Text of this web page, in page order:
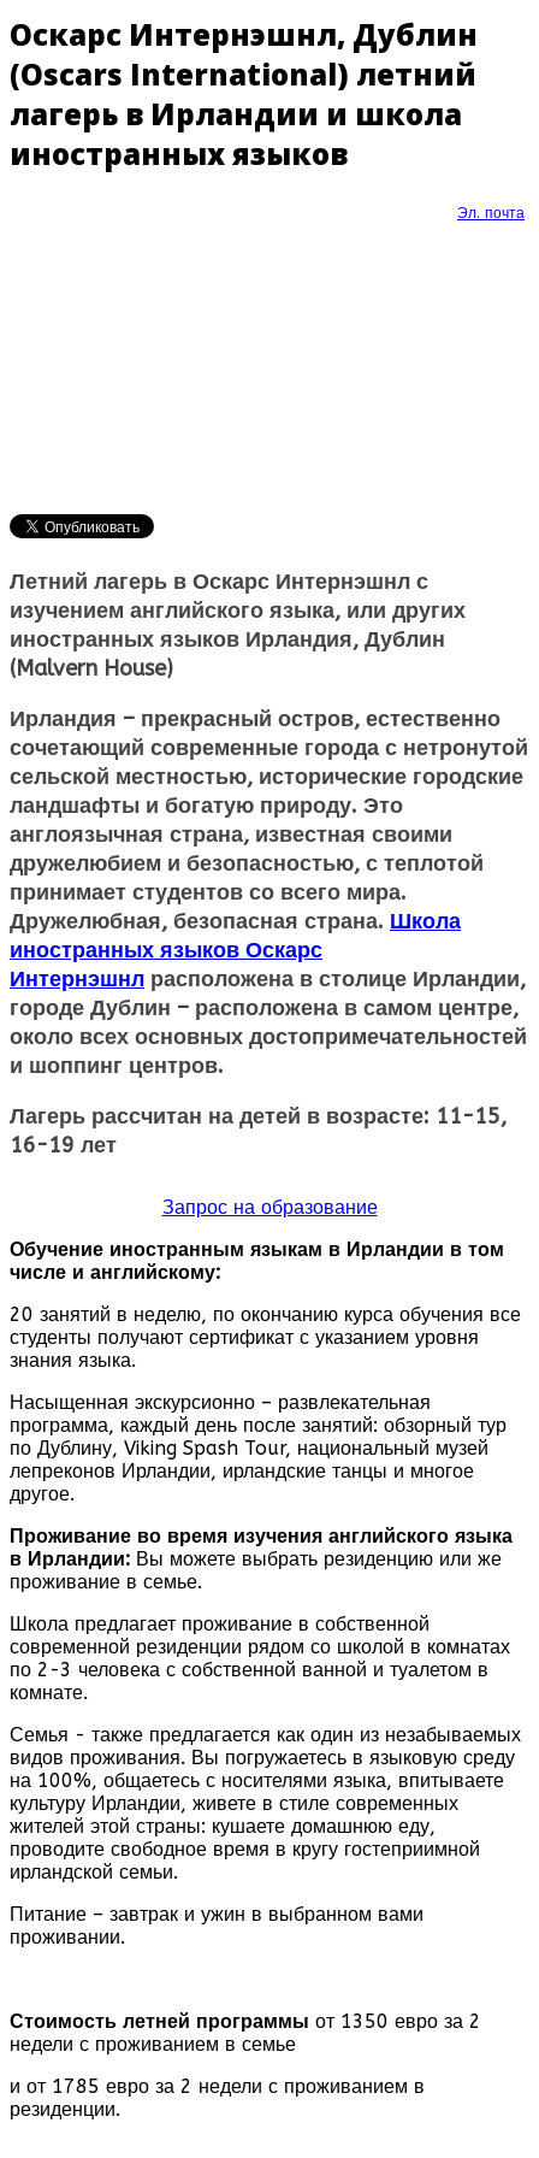
Оскарс Интернэшнл, Дублин
(Oscars International) летний
лагерь в Ирландии и школа
иностранных языков
Эл. почта
Летний лагерь в Оскарс Интернэшнл с
изучением английского языка, или других
иностранных языков Ирландия, Дублин
(Malvern House)
Ирландия – прекрасный остров, естественно
сочетающий современные города с нетронутой
сельской местностью, исторические городские
ландшафты и богатую природу. Это
англоязычная страна, известная своими
дружелюбием и безопасностью, с теплотой
принимает студентов со всего мира.
Дружелюбная, безопасная страна. Школа
иностранных языков Оскарс
Интернэшнл расположена в столице Ирландии,
городе Дублин – расположена в самом центре,
около всех основных достопримечательностей
и шоппинг центров.
Лагерь рассчитан на детей в возрасте: 11-15,
16-19 лет
Запрос на образование
Обучение иностранным языкам в Ирландии в том
числе и английскому:
20 занятий в неделю, по окончанию курса обучения все
студенты получают сертификат с указанием уровня
знания языка.
Насыщенная экскурсионно – развлекательная
программа, каждый день после занятий: обзорный тур
по Дублину, Viking Spash Tour, национальный музей
лепреконов Ирландии, ирландские танцы и многое
другое.
Проживание во время изучения английского языка
в Ирландии: Вы можете выбрать резиденцию или же
проживание в семье.
Школа предлагает проживание в собственной
современной резиденции рядом со школой в комнатах
по 2-3 человека с собственной ванной и туалетом в
комнате.
Семья - также предлагается как один из незабываемых
видов проживания. Вы погружаетесь в языковую среду
на 100%, общаетесь с носителями языка, впитываете
культуру Ирландии, живете в стиле современных
жителей этой страны: кушаете домашнюю еду,
проводите свободное время в кругу гостеприимной
ирландской семьи.
Питание – завтрак и ужин в выбранном вами
проживании.
Стоимость летней программы от 1350 евро за 2
недели с проживанием в семье
и от 1785 евро за 2 недели с проживанием в
резиденции.